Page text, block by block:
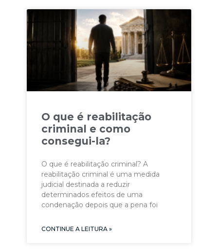
O que é reabilitação
criminal e como
consegui-la?
O que é reabilitação criminal? A
reabilitação criminal é uma medida
judicial destinada a reduzir
determinados efeitos de uma
condenação depois que a pena foi
CONTINUE A LEITURA »